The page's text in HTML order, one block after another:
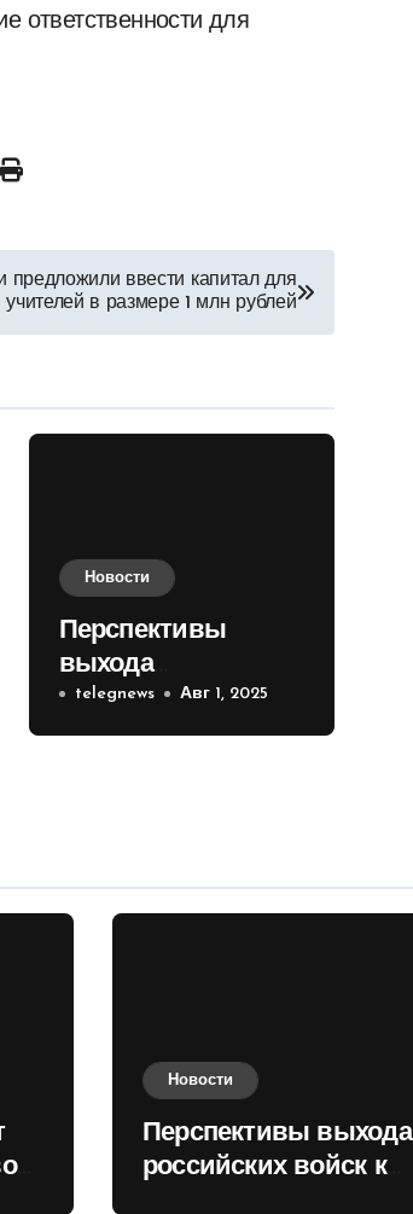
ответственности для
предложили ввести капитал для
учителей в размере 1 млн рублей
Новости
Перспективы
выхода
российских войск к
Киеву зимой
telegnews Авг 1, 2025
Новости
Перспективы выхода
российских войск к